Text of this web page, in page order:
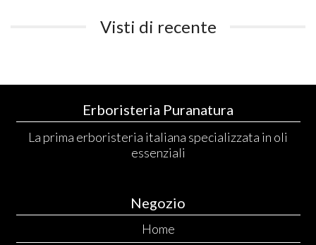
Visti di recente
Erboristeria Puranatura
La prima erboristeria italiana specializzata in oli
essenziali
Negozio
Home